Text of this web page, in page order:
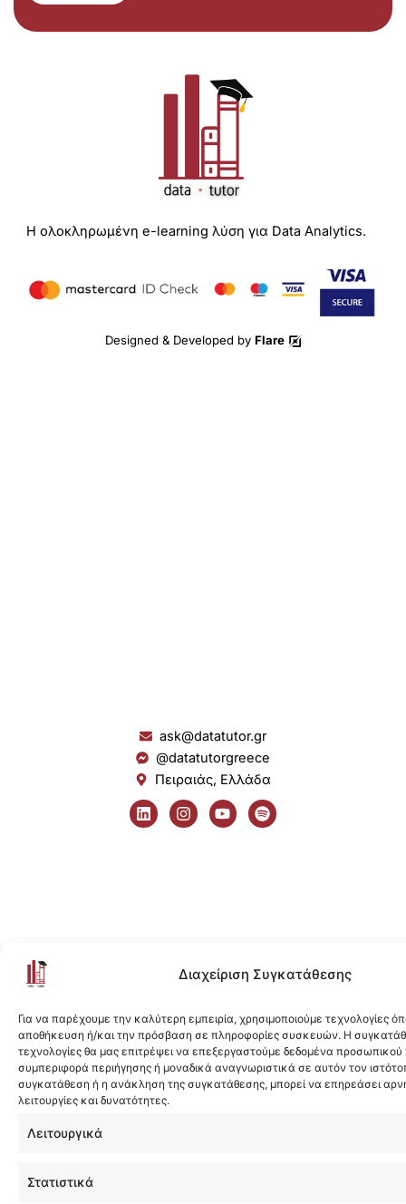
Διαχείριση Συγκατάθεσης
Για να παρέχουμε την καλύτερη εμπειρία, χρησιμοποιούμε τεχνολογίες
αποθήκευση ή/και την πρόσβαση σε πληροφορίες συσκευών. Η
τεχνολογίες θα μας επιτρέψει να επεξεργαστούμε δεδομένα
συμπεριφορά περιήγησης ή μοναδικά αναγνωριστικά σε αυτόν τον
συγκατάθεση ή η ανάκληση της συγκατάθεσης, μπορεί να επηρεάσει
λειτουργίες και δυνατότητες.
Λειτουργικά
Στατιστικά
Η ολοκληρωμένη e-learning λύση για Data Analytics.
Designed & Developed by Flare
ask@datatutor.gr
@datatutorgreece
Πειραιάς, Ελλάδα
L
i
n
I
n
s
Y
o
u
S
p
o